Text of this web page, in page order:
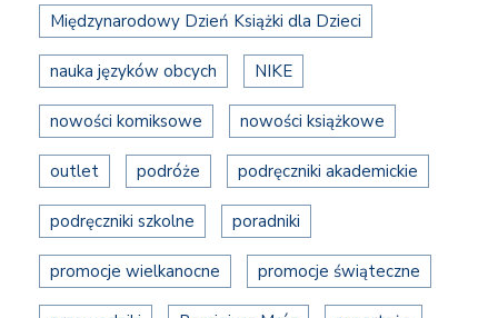
Międzynarodowy Dzień Książki dla Dzieci
nauka języków obcych NIKE
nowości komiksowe nowości książkowe
outlet podróże podręczniki akademickie
podręczniki szkolne poradniki
promocje wielkanocne promocje świąteczne